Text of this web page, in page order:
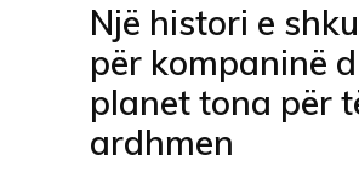
Një histori e
për kompaninë
planet tona për
ardhmen